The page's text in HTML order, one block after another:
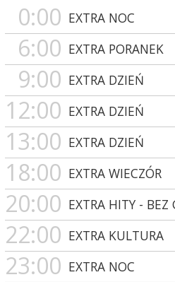
0:00 EXTRA NOC
6:00 EXTRA PORANEK
9:00 EXTRA DZIEŃ
12:00 EXTRA DZIEŃ
13:00 EXTRA DZIEŃ
18:00 EXTRA WIECZÓR
20:00 EXTRA HITY - BEZ
22:00 EXTRA KULTURA
23:00 EXTRA NOC